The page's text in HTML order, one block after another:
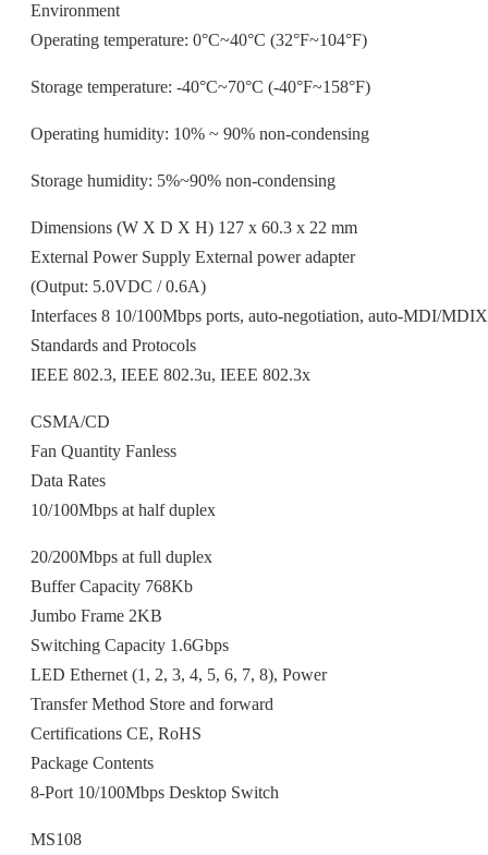
Environment
Operating temperature: 0°C~40°C (32°F~104°F)
Storage temperature: -40°C~70°C (-40°F~158°F)
Operating humidity: 10% ~ 90% non-condensing
Storage humidity: 5%~90% non-condensing
Dimensions (W X D X H) 127 x 60.3 x 22 mm
External Power Supply External power adapter
(Output: 5.0VDC / 0.6A)
Interfaces 8 10/100Mbps ports, auto-negotiation, auto-MDI/MDIX
Standards and Protocols
IEEE 802.3, IEEE 802.3u, IEEE 802.3x
CSMA/CD
Fan Quantity Fanless
Data Rates
10/100Mbps at half duplex
20/200Mbps at full duplex
Buffer Capacity 768Kb
Jumbo Frame 2KB
Switching Capacity 1.6Gbps
LED Ethernet (1, 2, 3, 4, 5, 6, 7, 8), Power
Transfer Method Store and forward
Certifications CE, RoHS
Package Contents
8-Port 10/100Mbps Desktop Switch
MS108